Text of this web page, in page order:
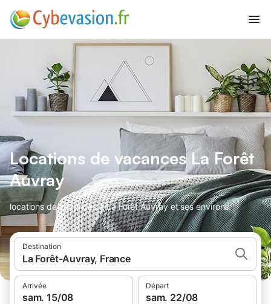
Locations de vacances La Forêt
Auvray
locations de vacances à La Forêt Auvray et ses environs.
Destination
La Forêt-Auvray, France
Arrivée
sam. 15/08
Départ
sam. 22/08